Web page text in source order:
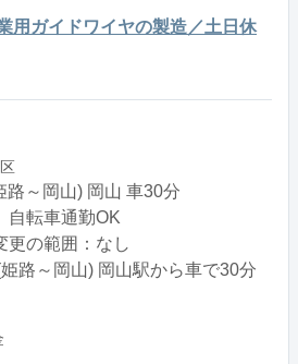
用ガイドワイヤの製造／土日休
路～岡山) 岡山 車30分
自転車通勤OK
更の範囲：なし
路～岡山) 岡山駅から車で30分